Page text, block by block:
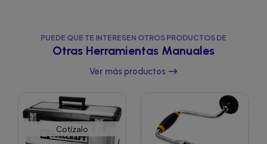
PUEDE QUE TE INTERESEN OTROS PRODUCTOS DE
Otras Herramientas Manuales
Ver más productos
Cotízalo